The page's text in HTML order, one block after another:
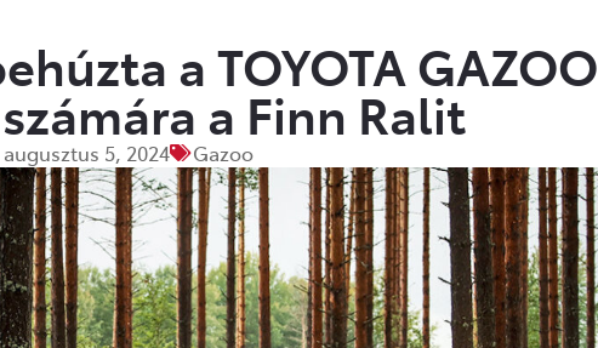
a TOYOTA GAZOO
a Finn Ralit
augusztus 5, 2024 Gazoo